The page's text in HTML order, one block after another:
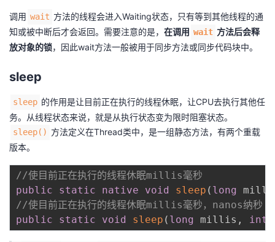
者
博
客
的
论
坛
我
的
圈
子
我
的
直
我
的
我
调用 wait 方法的线程会进入Waiting状态，只有等到其他线程的通
知或被中断后才会返回。需要注意的是， 在调用 wait 方法后会释
放对象的锁，因此wait方法一般被用于同步方法或同步代码块中。
sleep
sleep 的作用是让目前正在执行的线程休眠，让CPU去执行其他任
务。从线程状态来说，就是从执行状态变为限时阻塞状态。
sleep() 方法定义在Thread类中，是一组静态方法，有两个重载
版本。
//使目前正在执行的线程休眠millis毫秒
public
static native void sleep ( long
//使目前正在执行的线程休眠millis毫秒，nanos纳秒
public
static void sleep ( long millis , int